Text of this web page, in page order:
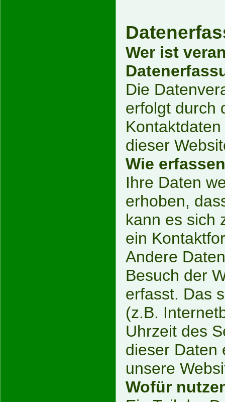
Wer ist
Die
erfolgt durch
dieser
Wie
Ihre Daten
erhoben,
kann es sich
ein
Andere
Besuch der
erfasst. Das
(z.B.
Uhrzeit des
dieser Daten
unsere
Wofür